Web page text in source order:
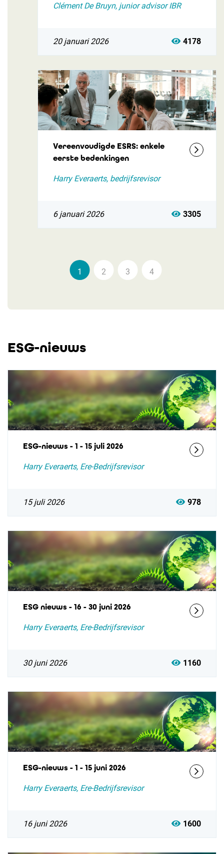
Clément De Bruyn, junior advisor IBR
20 januari 2026 4178
Vereenvoudigde ESRS: enkele
eerste bedenkingen
Harry Everaerts, bedrijfsrevisor
6 januari 2026 3305
1 2 3 4
ESG-nieuws
ESG-nieuws - 1 - 15 juli 2026
Harry Everaerts, Ere-Bedrijfsrevisor
15 juli 2026 978
ESG nieuws - 16 - 30 juni 2026
Harry Everaerts, Ere-Bedrijfsrevisor
30 juni 2026 1160
ESG-nieuws - 1 - 15 juni 2026
Harry Everaerts, Ere-Bedrijfsrevisor
16 juni 2026 1600